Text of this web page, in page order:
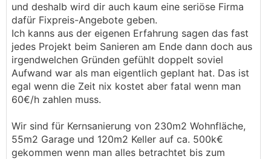
und deshalb wird dir auch kaum eine seriöse Firma
dafür Fixpreis-Angebote geben.
Ich kanns aus der eigenen Erfahrung sagen das fast
jedes Projekt beim Sanieren am Ende dann doch aus
irgendwelchen Gründen gefühlt doppelt soviel
Aufwand war als man eigentlich geplant hat. Das ist
egal wenn die Zeit nix kostet aber fatal wenn man
60€/h zahlen muss.
Wir sind für Kernsanierung von 230m2 Wohnfläche,
55m2 Garage und 120m2 Keller auf ca. 500k€
gekommen wenn man alles betrachtet bis zum